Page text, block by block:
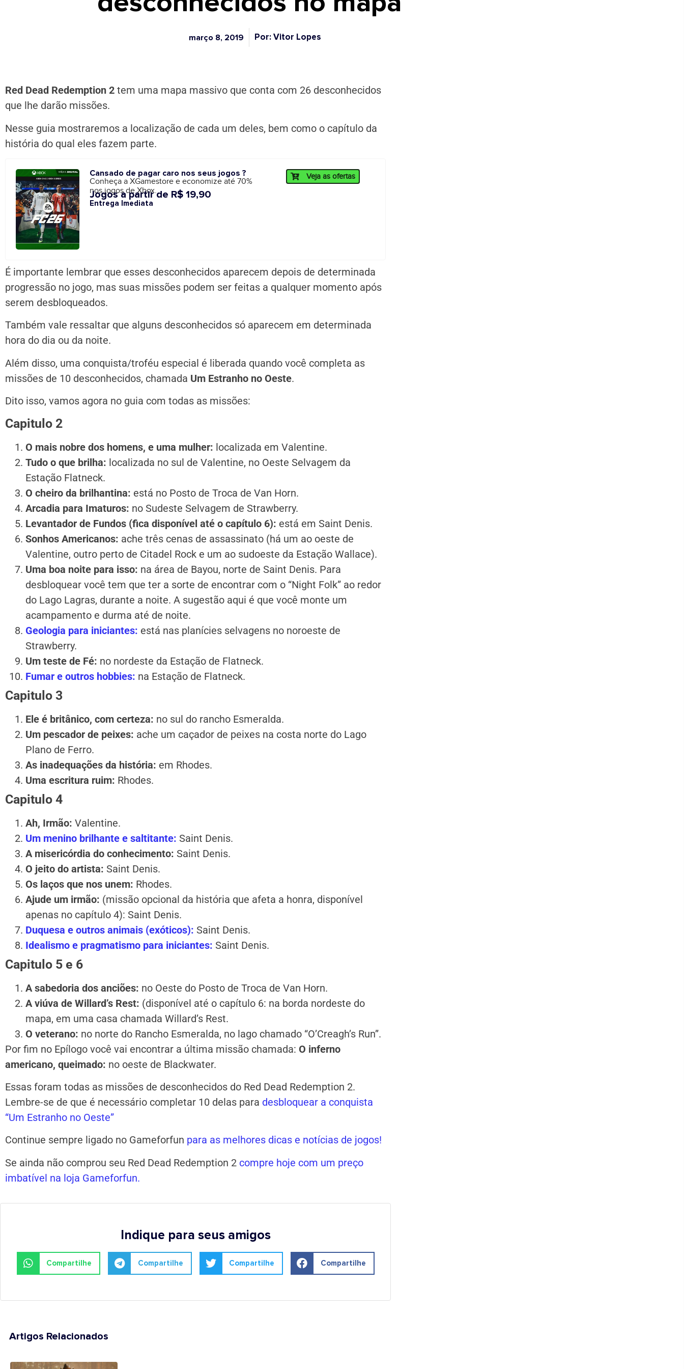
março 8, 2019 Por: Vitor Lopes
Red Dead Redemption 2 tem uma mapa massivo que conta com 26 desconhecidos
que lhe darão missões.
Nesse guia mostraremos a localização de cada um deles, bem como o capítulo da
história do qual eles fazem parte.
Cansado de pagar caro nos seus jogos ?
Conheça a XGamestore e economize até 70%
nos jogos de Xbox.
Jogos a partir de R$ 19,90
Entrega Imediata
Veja as ofertas
É importante lembrar que esses desconhecidos aparecem depois de determinada
progressão no jogo, mas suas missões podem ser feitas a qualquer momento após
serem desbloqueados.
Também vale ressaltar que alguns desconhecidos só aparecem em determinada
hora do dia ou da noite.
Além disso, uma conquista/troféu especial é liberada quando você completa as
missões de 10 desconhecidos, chamada Um Estranho no Oeste.
Dito isso, vamos agora no guia com todas as missões:
Capitulo 2
O mais nobre dos homens, e uma mulher: localizada em Valentine.
Tudo o que brilha: localizada no sul de Valentine, no Oeste Selvagem da
Estação Flatneck.
O cheiro da brilhantina: está no Posto de Troca de Van Horn.
Arcadia para Imaturos: no Sudeste Selvagem de Strawberry.
Levantador de Fundos (fica disponível até o capítulo 6): está em Saint Denis.
Sonhos Americanos: ache três cenas de assassinato (há um ao oeste de
Valentine, outro perto de Citadel Rock e um ao sudoeste da Estação Wallace).
Uma boa noite para isso: na área de Bayou, norte de Saint Denis. Para
desbloquear você tem que ter a sorte de encontrar com o “Night Folk” ao redor
do Lago Lagras, durante a noite. A sugestão aqui é que você monte um
acampamento e durma até de noite.
Geologia para iniciantes: está nas planícies selvagens no noroeste de
Strawberry.
Um teste de Fé: no nordeste da Estação de Flatneck.
Fumar e outros hobbies: na Estação de Flatneck.
Capitulo 3
Ele é britânico, com certeza: no sul do rancho Esmeralda.
Um pescador de peixes: ache um caçador de peixes na costa norte do Lago
Plano de Ferro.
As inadequações da história: em Rhodes.
Uma escritura ruim: Rhodes.
Capitulo 4
Ah, Irmão: Valentine.
Um menino brilhante e saltitante: Saint Denis.
A misericórdia do conhecimento: Saint Denis.
O jeito do artista: Saint Denis.
Os laços que nos unem: Rhodes.
Ajude um irmão: (missão opcional da história que afeta a honra, disponível
apenas no capítulo 4): Saint Denis.
Duquesa e outros animais (exóticos): Saint Denis.
Idealismo e pragmatismo para iniciantes: Saint Denis.
Capitulo 5 e 6
A sabedoria dos anciões: no Oeste do Posto de Troca de Van Horn.
A viúva de Willard’s Rest: (disponível até o capítulo 6: na borda nordeste do
mapa, em uma casa chamada Willard’s Rest.
O veterano: no norte do Rancho Esmeralda, no lago chamado “O’Creagh’s Run”.
Por fim no Epílogo você vai encontrar a última missão chamada: O inferno
americano, queimado: no oeste de Blackwater.
Essas foram todas as missões de desconhecidos do Red Dead Redemption 2.
Lembre-se de que é necessário completar 10 delas para desbloquear a conquista
“Um Estranho no Oeste”
Continue sempre ligado no Gameforfun para as melhores dicas e notícias de jogos!
Se ainda não comprou seu Red Dead Redemption 2 compre hoje com um preço
imbatível na loja Gameforfun.
Indique para seus amigos
Compartilhe Compartilhe Compartilhe Compartilhe
Artigos Relacionados